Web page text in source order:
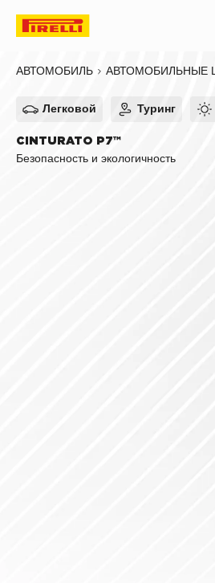
АВТОМОБИЛЬ АВТОМОБИЛЬНЫЕ
Легковой Туринг
CINTURATO P7™
Безопасность и экологичность